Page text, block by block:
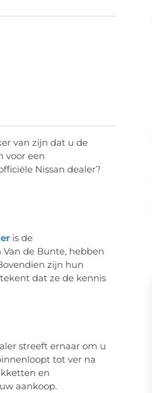
van zijn dat u de
voor een
Nissan dealer?
is de
de Bunte, hebben
zijn hun
dat ze de kennis
streeft ernaar om u
tot ver na
en
aankoop.